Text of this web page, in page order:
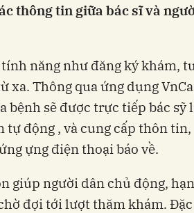
thông tin giữa bác sĩ và
năng như đăng ký khám,
xa. Thông qua ứng dụng
bệnh sẽ được trực tiếp bác sỹ
tự động , và cung cấp thôn tin,
ựng điện thoại báo về.
giúp người dân chủ động, hạn
đợi tới lượt thăm khám. Đặc